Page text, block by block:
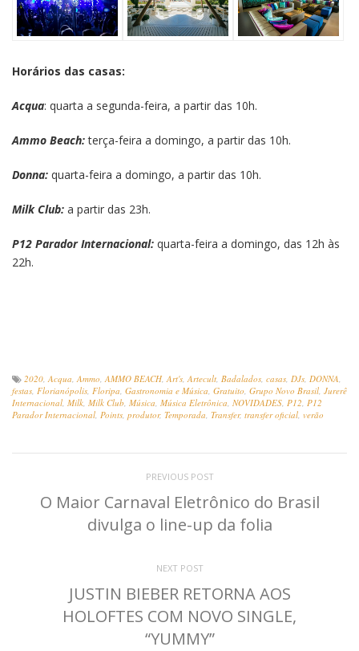
Horários das casas:
Acqua: quarta a segunda-feira, a partir das 10h.
Ammo Beach:terça-feira a domingo, a partir das 10h.
Donna: quarta-feira a domingo, a partir das 10h.
Milk Club: a partir das 23h.
P12 Parador Internacional: quarta-feira a domingo, das 12h às
22h.
2020,Acqua,Ammo,AMMO BEACH,Art's,Artecult, Badalados, casas, DJs, DONNA,
festas, Florianópolis, Floripa, Gastronomia e Música, Gratuito, Grupo Novo Brasil, Jurerê
Internacional, Milk, Milk Club, Música, Música Eletrônica, NOVIDADES, P12, P12
Parador Internacional, Points, produtor, Temporada, Transfer, transfer oficial, verão
PREVIOUS POST
O Maior Carnaval Eletrônico do Brasil
divulga o line-up da folia
NEXT POST
JUSTIN BIEBER RETORNA AOS
HOLOFTES COM NOVO SINGLE,
“YUMMY”